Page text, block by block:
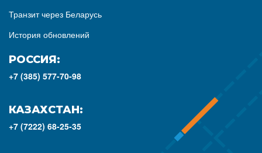
Транзит через Беларусь
История обновлений
РОССИЯ:
+7 (385) 577-70-98
КАЗАХСТАН:
+7 (7222) 68-25-35